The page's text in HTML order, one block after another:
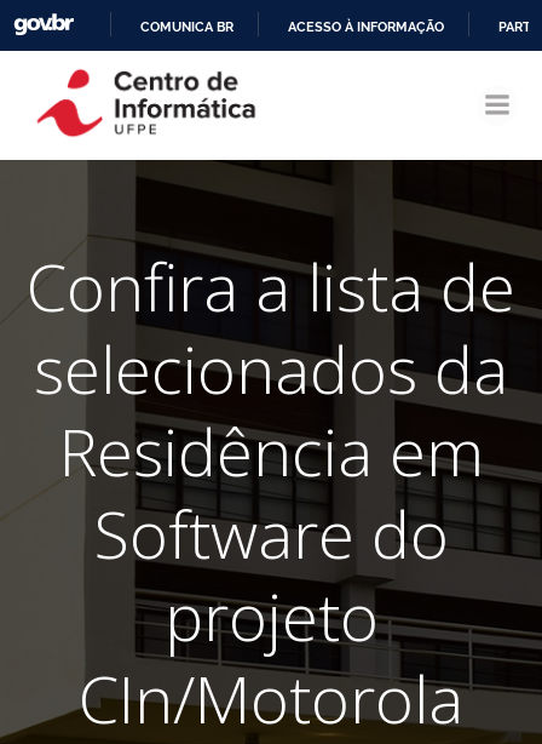
CONTEÚDO
COMUNICA BR ACESSO À INFORMAÇÃO
Confira a lista de
selecionados da
Residência em
Software do
projeto
CIn/Motorola